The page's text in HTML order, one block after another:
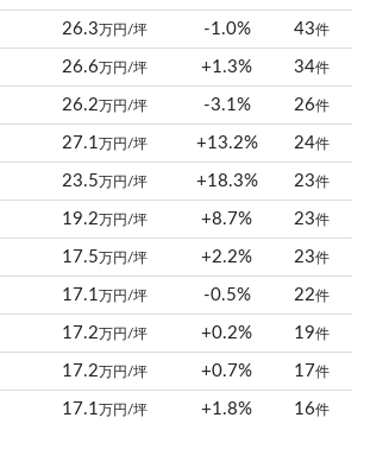
26.3万円/坪 -1.0% 43件
26.6万円/坪 +1.3% 34件
26.2万円/坪 -3.1% 26件
27.1万円/坪 +13.2% 24件
23.5万円/坪 +18.3% 23件
19.2万円/坪 +8.7% 23件
17.5万円/坪 +2.2% 23件
17.1万円/坪 -0.5% 22件
17.2万円/坪 +0.2% 19件
17.2万円/坪 +0.7% 17件
17.1万円/坪 +1.8% 16件